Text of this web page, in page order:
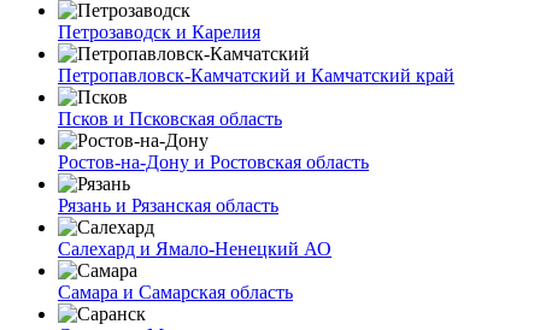
Петрозаводск и Карелия
Петропавловск-Камчатский и Камчатский край
Псков и Псковская область
Ростов-на-Дону и Ростовская область
Рязань и Рязанская область
Салехард и Ямало-Ненецкий АО
Самара и Самарская область